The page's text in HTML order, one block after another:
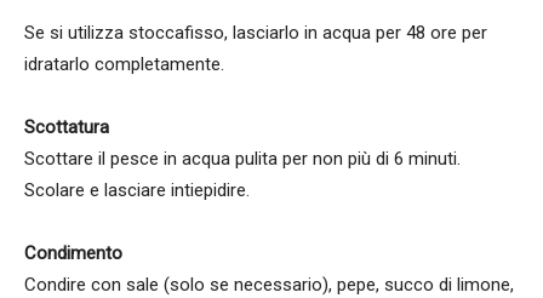
Se si utilizza stoccafisso, lasciarlo in acqua per 48 ore per
idratarlo completamente.
Scottatura
Scottare il pesce in acqua pulita per non più di 6 minuti.
Scolare e lasciare intiepidire.
Condimento
Condire con sale (solo se necessario), pepe, succo di limone,